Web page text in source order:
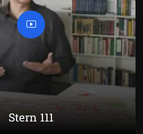
Stern 111